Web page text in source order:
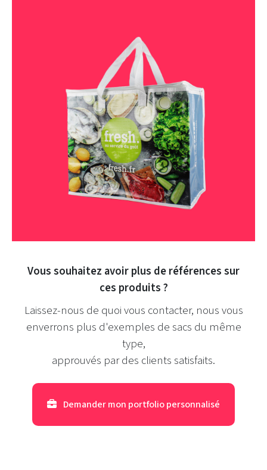
Vous souhaitez avoir plus de références sur
ces produits ?
Laissez-nous de quoi vous contacter, nous vous
enverrons plus d'exemples de sacs du même
type,
approuvés par des clients satisfaits.
Demander mon portfolio personnalisé